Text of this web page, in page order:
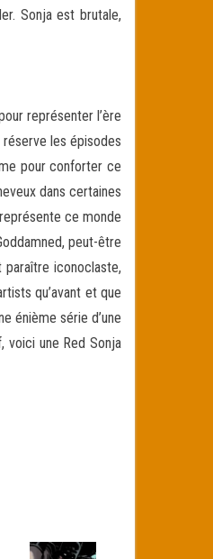
Sonja est brutale,
représenter l’ère
réserve les épisodes
pour conforter ce
dans certaines
ce monde
peut-être
iconoclaste,
qu’avant et que
énième série d’une
voici une Red Sonja